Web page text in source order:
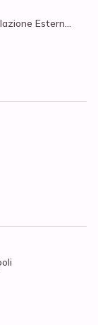
Esterna